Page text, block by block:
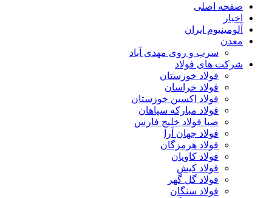
صفحه اصلی
اخبار
آلومینیوم ایران
معدن
سرب و روی مهدی آباد
شرکت های فولاد
فولاد خوزستان
فولاد خراسان
فولاد اکسین خوزستان
فولاد مبارکه سپاهان
صبا فولاد خلیج فارس
فولاد جهان آرا
فولاد هرمزگان
فولاد کاویان
فولاد کیش
فولاد گل گهر
فولاد سنگان